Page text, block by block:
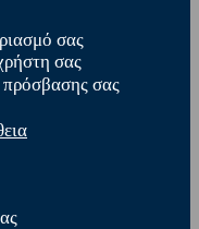
σας
σας
σας